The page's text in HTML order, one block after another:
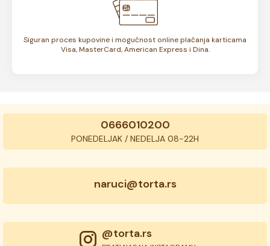
Siguran proces kupovine i mogućnost online plaćanja karticama
Visa, MasterCard, American Express i Dina.
0666010200
PONEDELJAK / NEDELJA 08-22H
naruci@torta.rs
@torta.rs